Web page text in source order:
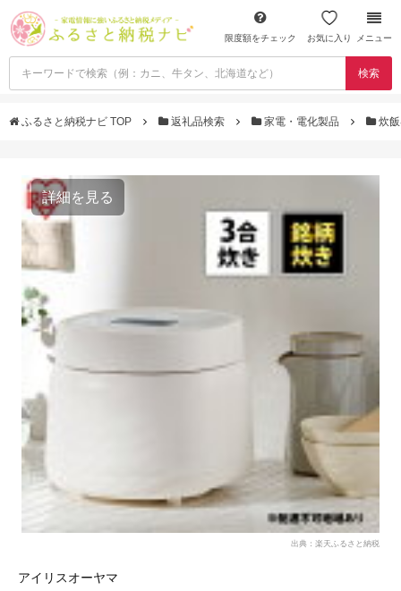
限度額をチェック お気に入り メニュー
検索
ふるさと納税ナビ TOP 返礼品検索 家電・電化製品 炊
詳細を見る
出典：楽天ふるさと納税
アイリスオーヤマ